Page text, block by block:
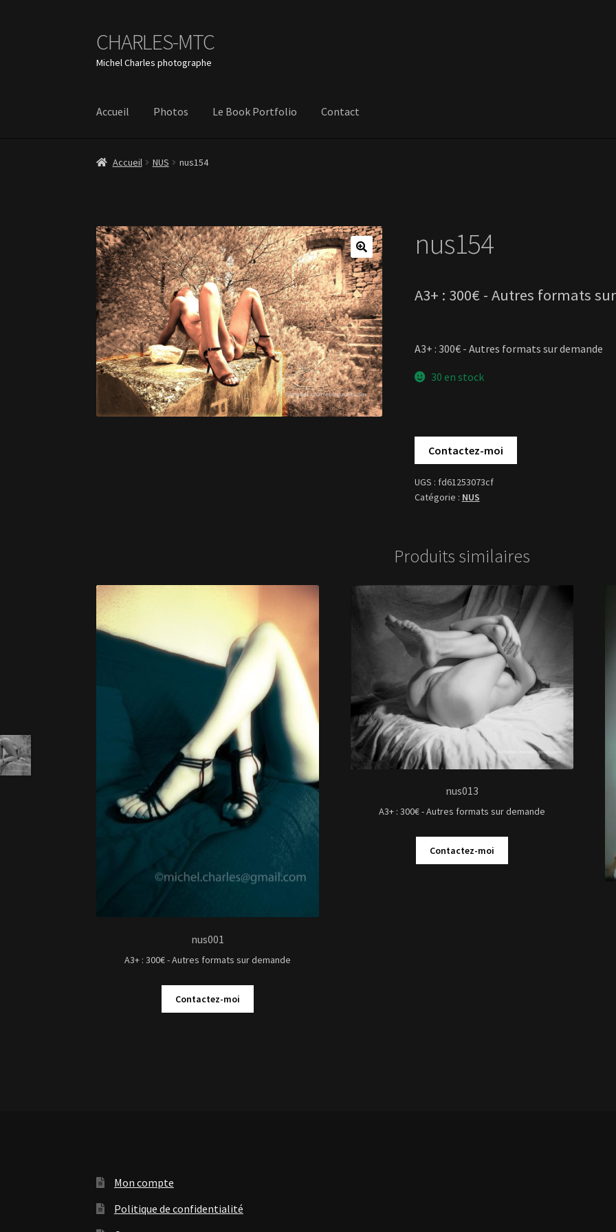
Aller
à
la
Aller
au
contenu
CHARLES-MTC
Michel Charles photographe
Accueil Photos Le Book Portfolio Contact
Accueil NUS nus154
A3+ : 300€ - Autres formats sur demande
30 en stock
fd61253073cf
NUS
Produits similaires
nus001
A3+ : 300€ - Autres formats sur demande
Contactez-moi
nus013
A3+ : 300€ - Autres formats sur demande
Contactez-moi
Mon compte
Politique de confidentialité